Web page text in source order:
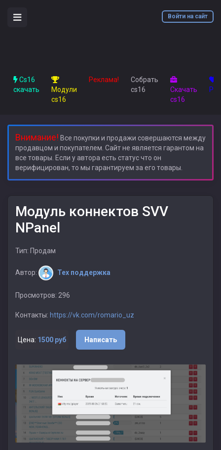
Войти на сайт
Cs16
скачать
Модули
cs16
Реклама!
Собрать
cs16
Скачать
cs16
Внимание! Все покупки и продажи совершаются между
продавцом и покупателем. Сайт не является гарантом на
все товары. Если у автора есть статус что он
верифицирован, то мы гарантируем за его товары.
Модуль коннектов SVV
NPanel
Тип: Продам
Автор: Тех поддержка
Просмотров: 296
Контакты: https://vk.com/romario_uz
Цена: 1500 руб Написать